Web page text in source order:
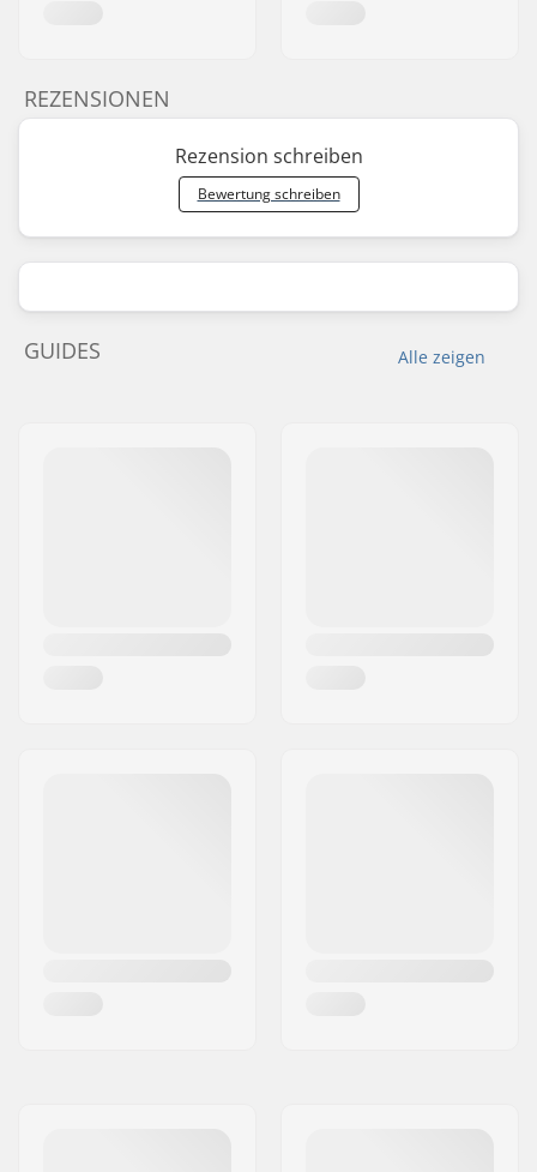
REZENSIONEN
Rezension schreiben
Bewertung schreiben
Alle zeigen
GUIDES